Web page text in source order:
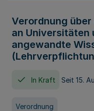
Verordnung
an Universitäten
angewandte
In Kraft Seit 15.
Verordnung